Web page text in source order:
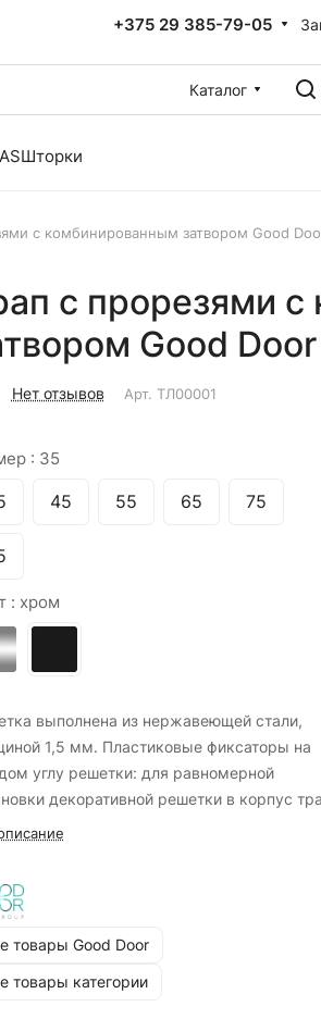
+375 29 385-79-05
Каталог
Шторки
с комбинированным затвором Good
с прорезями
Good Door
Нет отзывов Арт. ТЛ00001
: 35
45 55 65 75
: хром
выполнена из нержавеющей стали,
1,5 мм. Пластиковые фиксаторы на
углу решетки: для равномерной
декоративной решетки в корпус
лучшего выхода воды в канализацию.
гидроизоляционная лента. Отличные
ножками черного цвета, с
крепежа к полу. Затвор
товары Good Door
товары категории